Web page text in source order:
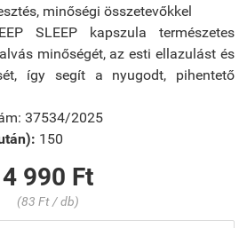
minőségi összetevőkkel
SLEEP kapszula természetes
minőségét, az esti ellazulást és
így segít a nyugodt, pihentető
37534/2025
150
4 990 Ft
(83 Ft / db)